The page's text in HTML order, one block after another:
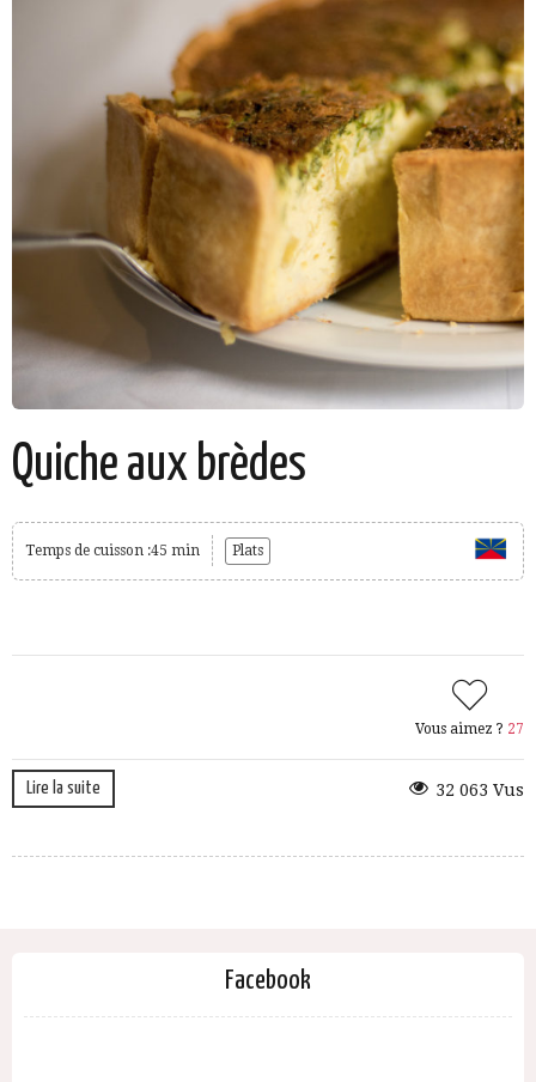
Quiche aux brèdes
Temps de cuisson :45 min Plats
Vous aimez ? 27
Lire la suite 32 063 Vus
Facebook